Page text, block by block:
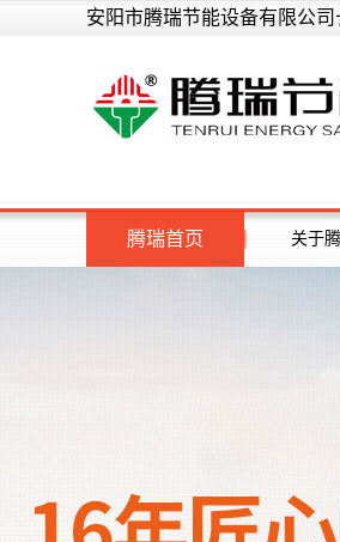
安阳市腾瑞节能设备有限公
腾瑞首页 关于